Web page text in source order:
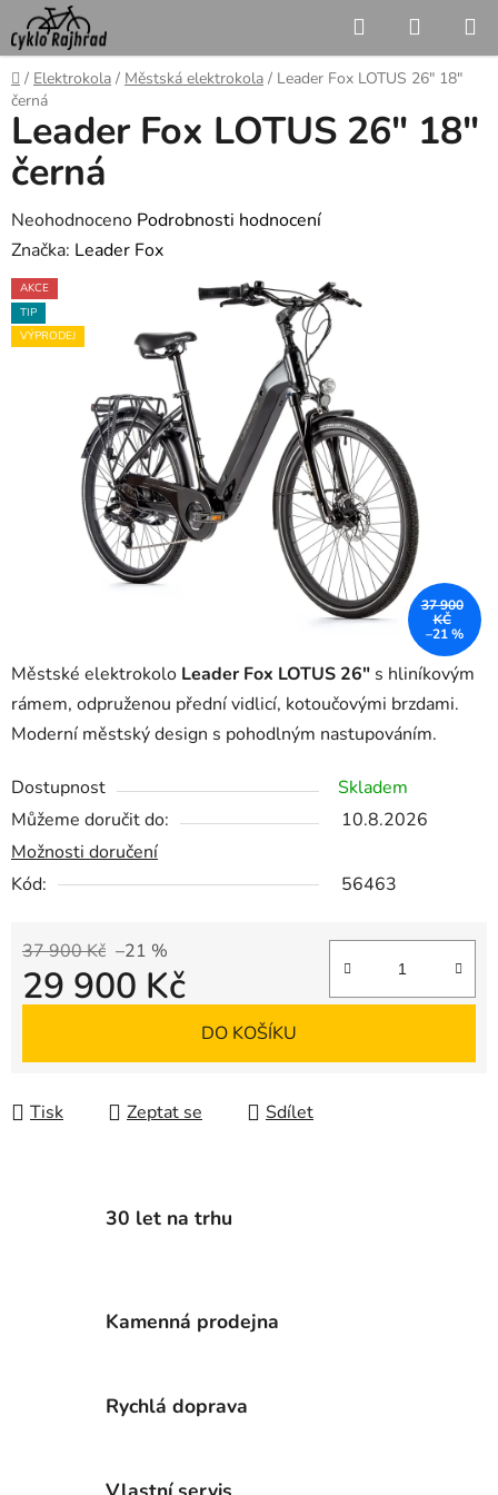
Přejít
na
obsah
Hledat
KOŠÍK
Domů
/ Elektrokola / Městská elektrokola / Leader Fox LOTUS 26" 18"
černá
Městské elektrokolo Leader Fox LOTUS 26" s hliníkovým
rámem, odpruženou přední vidlicí, kotoučovými brzdami.
Moderní městský design s pohodlným nastupováním.
Dostupnost
Skladem
Můžeme doručit do:
10.8.2026
Možnosti doručení
Kód:
56463
37 900 Kč –21 %
29 900 Kč
DO KOŠÍKU
Tisk Zeptat se Sdílet
Leader Fox LOTUS 26" 18"
černá
Průměrné
hodnocení
produktu
je
0,0
hvězdiček.
Neohodnoceno Podrobnosti hodnocení
Značka: Leader Fox
AKCE
TIP
VÝPRODEJ
37 900
KČ
–21 %
30 let na trhu
Kamenná prodejna
Rychlá doprava